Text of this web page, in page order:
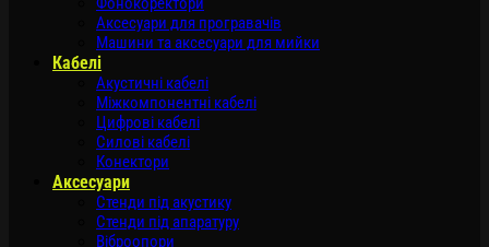
Аксесуари для програвачів
Машини та аксесуари для мийки
Кабелі
Акустичні кабелі
Міжкомпонентні кабелі
Цифрові кабелі
Силові кабелі
Конектори
Аксесуари
Стенди під акустику
Стенди під апаратуру
Віброопори